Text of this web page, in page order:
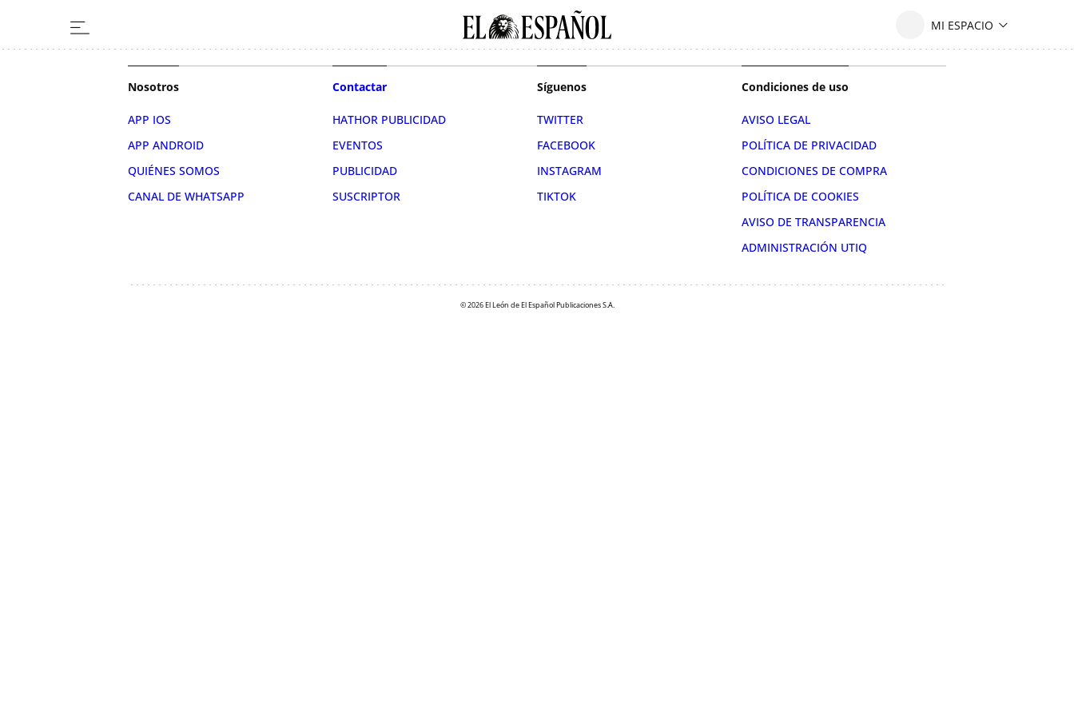
Nosotros
APP IOS
APP ANDROID
QUIÉNES SOMOS
CANAL DE WHATSAPP
Contactar
HATHOR PUBLICIDAD
EVENTOS
PUBLICIDAD
SUSCRIPTOR
Síguenos
TWITTER
FACEBOOK
INSTAGRAM
TIKTOK
Condiciones de uso
AVISO LEGAL
POLÍTICA DE PRIVACIDAD
CONDICIONES DE COMPRA
POLÍTICA DE COOKIES
AVISO DE TRANSPARENCIA
ADMINISTRACIÓN UTIQ
© 2026 El León de El Español Publicaciones S.A.